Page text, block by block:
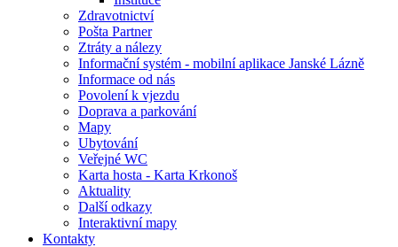
Zdravotnictví
Pošta Partner
Ztráty a nálezy
Informační systém - mobilní aplikace Janské Lázně
Informace od nás
Povolení k vjezdu
Doprava a parkování
Mapy
Ubytování
Veřejné WC
Karta hosta - Karta Krkonoš
Aktuality
Další odkazy
Interaktivní mapy
Kontakty